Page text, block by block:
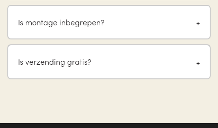
Is montage inbegrepen?
Is verzending gratis?